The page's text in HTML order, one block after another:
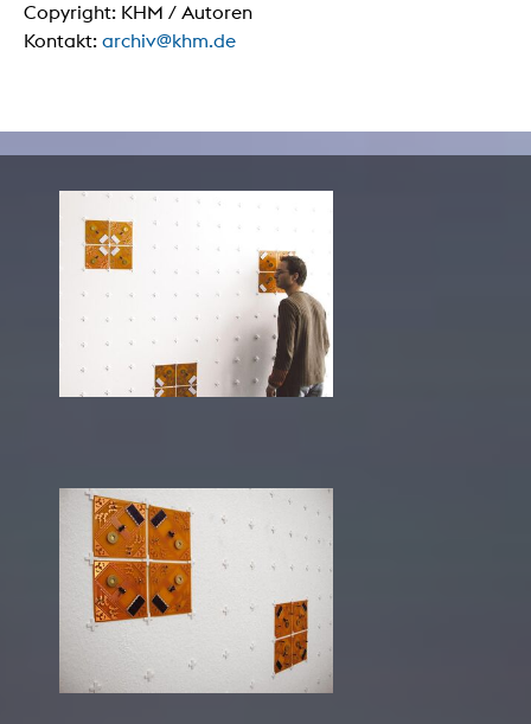
Copyright: KHM / Autoren
Kontakt: archiv@khm.de